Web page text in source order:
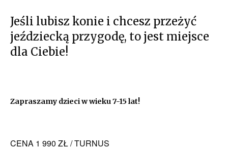
Jeśli lubisz konie i chcesz przeżyć
jeździecką przygodę, to jest miejsce
dla Ciebie!
Zapraszamy dzieci w wieku 7-15 lat!
CENA 1 990 ZŁ / TURNUS